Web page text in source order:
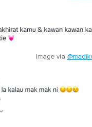
Image via